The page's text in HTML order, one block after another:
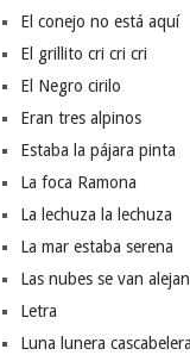
El conejo no está aquí
El grillito cri cri cri
El Negro cirilo
Eran tres alpinos
Estaba la pájara pinta
La foca Ramona
La lechuza la lechuza
La mar estaba serena
Las nubes se van
Letra
Luna lunera cascabelera